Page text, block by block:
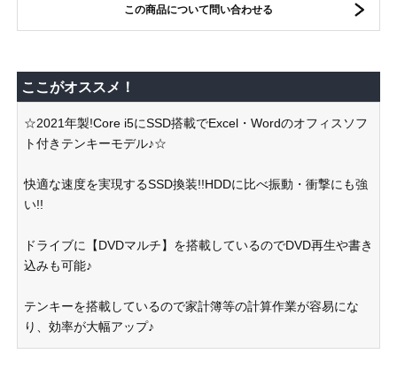
この商品について問い合わせる
ここがオススメ！
☆2021年製!Core i5にSSD搭載でExcel・Wordのオフィスソフ
ト付きテンキーモデル♪☆
快適な速度を実現するSSD換装!!HDDに比べ振動・衝撃にも強
い!!
ドライブに【DVDマルチ】を搭載しているのでDVD再生や書き
込みも可能♪
テンキーを搭載しているので家計簿等の計算作業が容易にな
り、効率が大幅アップ♪